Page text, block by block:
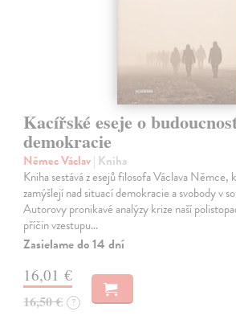
Kacířské eseje o
demokracie
Němec Václav| Kniha
Kniha sestává z esejů filosofa Václava
zamýšlejí nad situací demokracie a svobody v
Autorovy pronikavé analýzy krize naší
příčin vzestupu…
Zasielame do 14 dní
16,01 €
16,50 € ?